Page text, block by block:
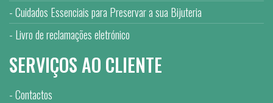
Cuidados Essenciais para Preservar a sua Bijuteria
Livro de reclamações eletrónico
SERVIÇOS AO CLIENTE
Contactos